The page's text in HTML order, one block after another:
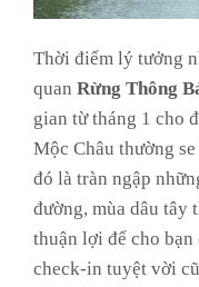
Thời điểm lý tưởng
quan Rừng Thông
gian từ tháng 1 cho
Mộc Châu thường
đó là tràn ngập
đường, mùa dâu tây
thuận lợi để cho bạn
check-in tuyệt vời